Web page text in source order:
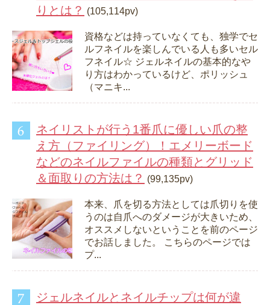
りとは？ (105,114pv)
資格などは持っていなくても、独学でセ
ルフネイルを楽しんでいる人も多いセル
フネイル☆ ジェルネイルの基本的なや
り方はわかっているけど、ポリッシュ
（マニキ...
ネイリストが行う1番爪に優しい爪の整
え方（ファイリング）！エメリーボード
などのネイルファイルの種類とグリッド
＆面取りの方法は？ (99,135pv)
本来、爪を切る方法としては爪切りを使
うのは自爪へのダメージが大きいため、
オススメしないということを前のページ
でお話しました。 こちらのページでは
プ...
ジェルネイルとネイルチップは何が違